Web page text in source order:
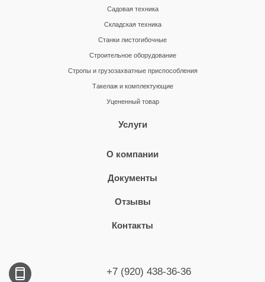
Садовая техника
Складская техника
Станки листогибочные
Строительное оборудование
Стропы и грузозахватные приспособления
Такелаж и комплектующие
Уцененный товар
Услуги
О компании
Документы
Отзывы
Контакты
+7 (920) 438-36-36